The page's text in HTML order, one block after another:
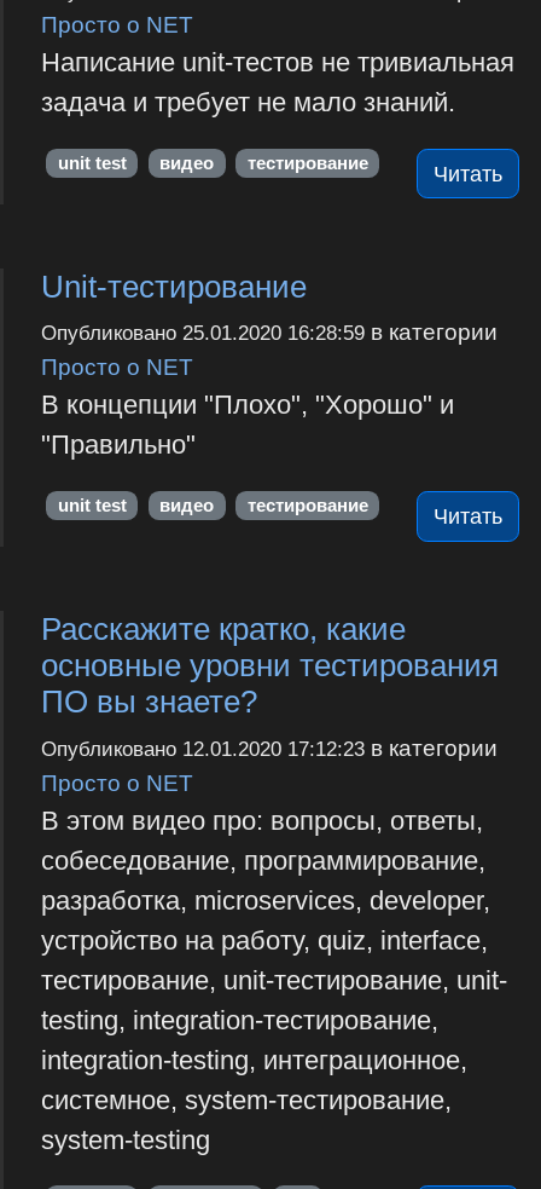
Просто о NET
Написание unit-тестов не тривиальная
задача и требует не мало знаний.
Читать
unit test видео тестирование
Unit-тестирование
Опубликовано 25.01.2020 16:28:59в категории
Просто о NET
В концепции "Плохо", "Хорошо" и
"Правильно"
Читать
unit test видео тестирование
Расскажите кратко, какие
основные уровни тестирования
ПО вы знаете?
Опубликовано 12.01.2020 17:12:23в категории
Просто о NET
В этом видео про: вопросы, ответы,
собеседование, программирование,
разработка, microservices, developer,
устройство на работу, quiz, interface,
тестирование, unit-тестирование, unit-
testing, integration-тестирование,
integration-testing, интеграционное,
системное, system-тестирование,
system-testing